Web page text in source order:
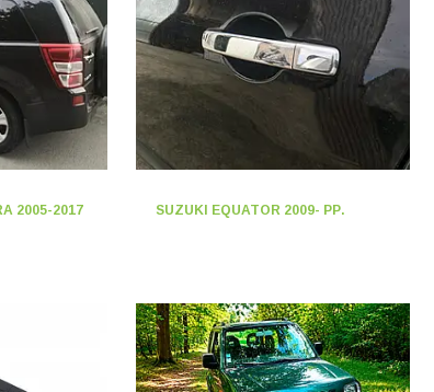
2005-2017
SUZUKI EQUATOR 2009- РР.